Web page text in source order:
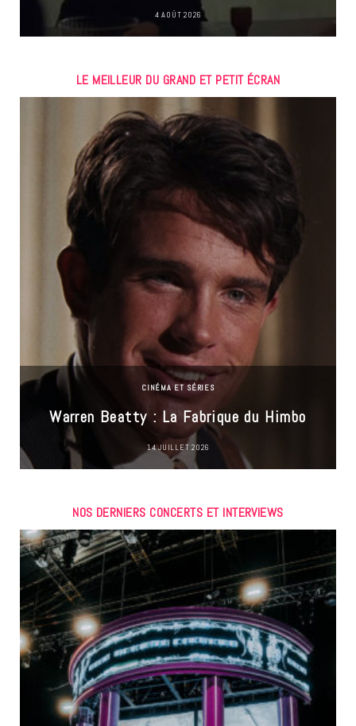
4 AOÛT 2026
LE MEILLEUR DU GRAND ET PETIT ÉCRAN
CINÉMA ET SÉRIES
Warren Beatty : La Fabrique du Himbo
14 JUILLET 2026
NOS DERNIERS CONCERTS ET INTERVIEWS